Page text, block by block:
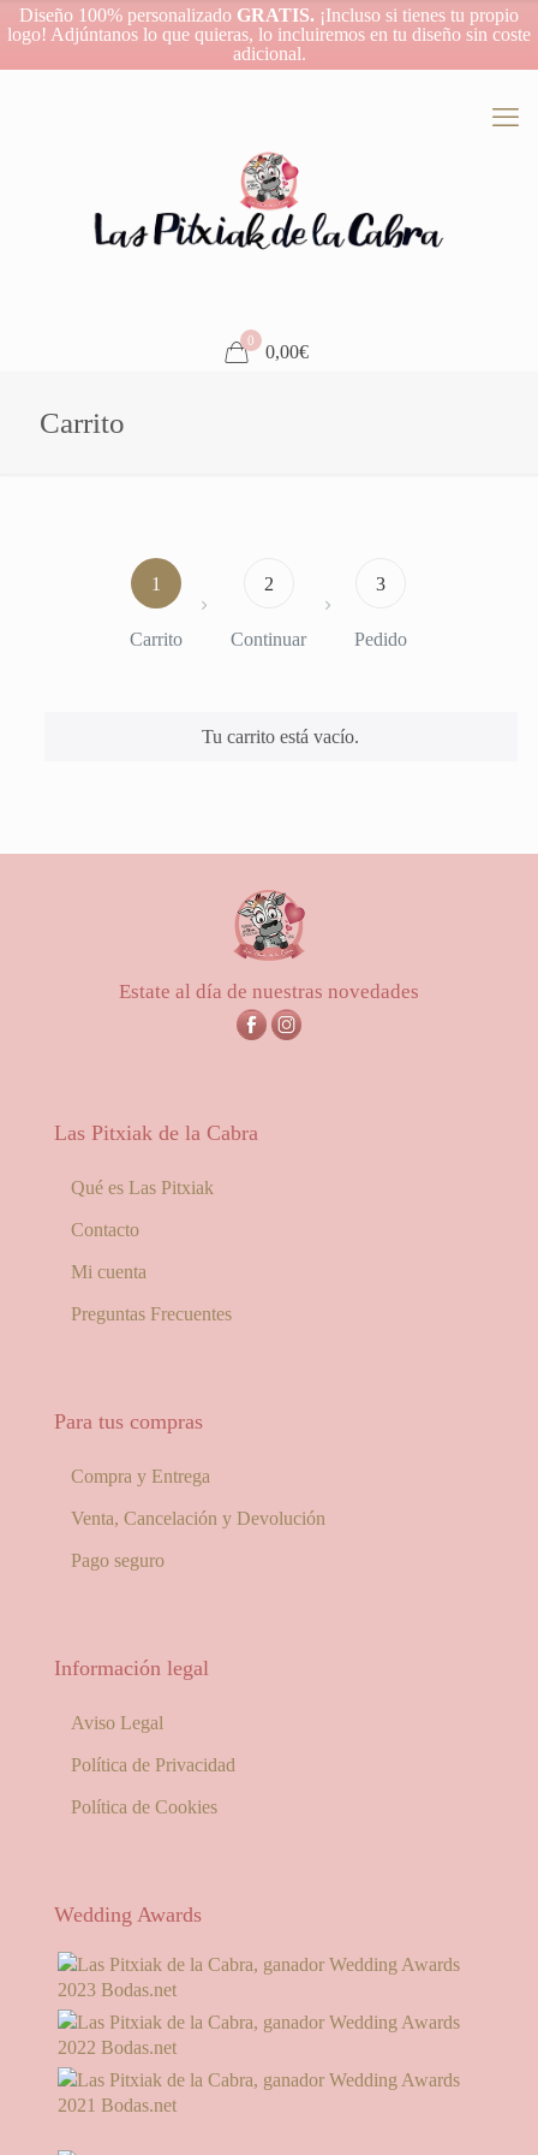
Diseño 100% personalizado GRATIS. ¡Incluso si tienes tu propio
logo! Adjúntanos lo que quieras, lo incluiremos en tu diseño sin coste
adicional.
0
0,00€
Carrito
1
Carrito
2
Continuar
3
Pedido
Tu carrito está vacío.
Estate al día de nuestras novedades
Las Pitxiak de la Cabra
Qué es Las Pitxiak
Contacto
Mi cuenta
Preguntas Frecuentes
Para tus compras
Compra y Entrega
Venta, Cancelación y Devolución
Pago seguro
Información legal
Aviso Legal
Política de Privacidad
Política de Cookies
Wedding Awards